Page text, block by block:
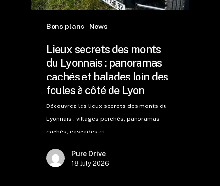
Bons plans News
Lieux secrets des monts
du Lyonnais : panoramas
cachés et balades loin des
foules à côté de Lyon
Découvrez les lieux secrets des monts du
Lyonnais : villages perchés, panoramas
cachés, cascades et…
Pure Drive
18 July 2026